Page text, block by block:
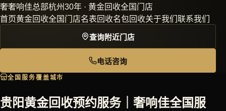
奢奢响佳总部杭州30年 · 黄金回收全国门店
首页黄金回收全国门店名表回收名包回收关于我们 联系我们
查询附近门店
电话咨询
全国服务覆盖城市
贵阳黄金回收预约服务｜奢响佳全国服